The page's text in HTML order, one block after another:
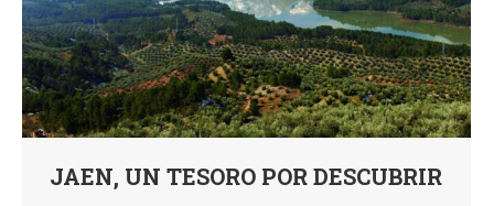
JAEN, UN TESORO POR DESCUBRIR